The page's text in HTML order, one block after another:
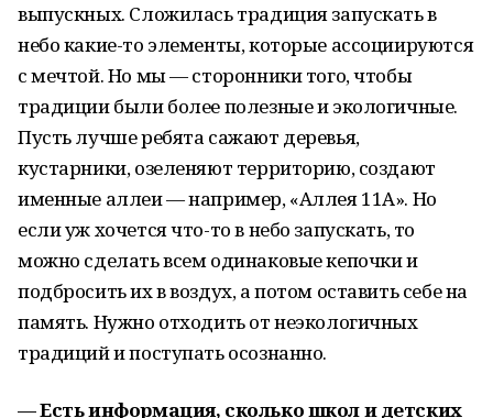
выпускных. Сложилась традиция запускать в
небо какие-то элементы, которые ассоциируются
с мечтой. Но мы — сторонники того, чтобы
традиции были более полезные и экологичные.
Пусть лучше ребята сажают деревья,
кустарники, озеленяют территорию, создают
именные аллеи — например, «Аллея 11А». Но
если уж хочется что-то в небо запускать, то
можно сделать всем одинаковые кепочки и
подбросить их в воздух, а потом оставить себе на
память. Нужно отходить от неэкологичных
традиций и поступать осознанно.
— Есть информация, сколько школ и детских